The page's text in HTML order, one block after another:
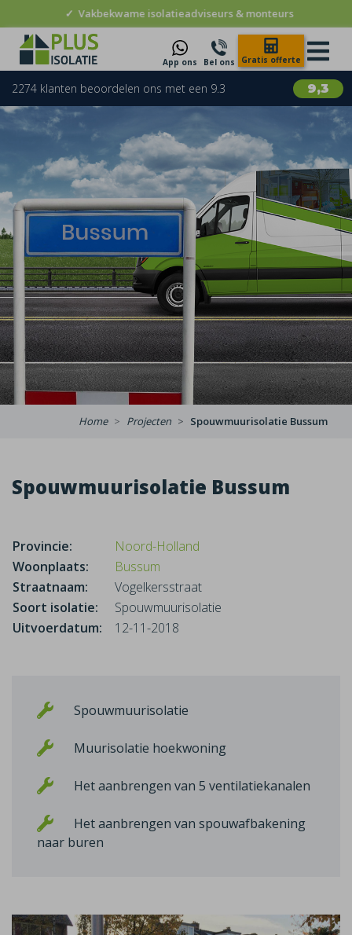
✓ Vakbekwame isolatieadviseurs & monteurs
App ons Bel ons Gratis offerte
9,3
2274 klanten beoordelen ons met een 9.3
Home Projecten Spouwmuurisolatie Bussum
Spouwmuurisolatie Bussum
Provincie:
Noord-Holland
Woonplaats:
Bussum
Straatnaam:
Vogelkersstraat
Soort isolatie:
Spouwmuurisolatie
Uitvoerdatum:
12-11-2018
Spouwmuurisolatie
Muurisolatie hoekwoning
Het aanbrengen van 5 ventilatiekanalen
Het aanbrengen van spouwafbakening
naar buren